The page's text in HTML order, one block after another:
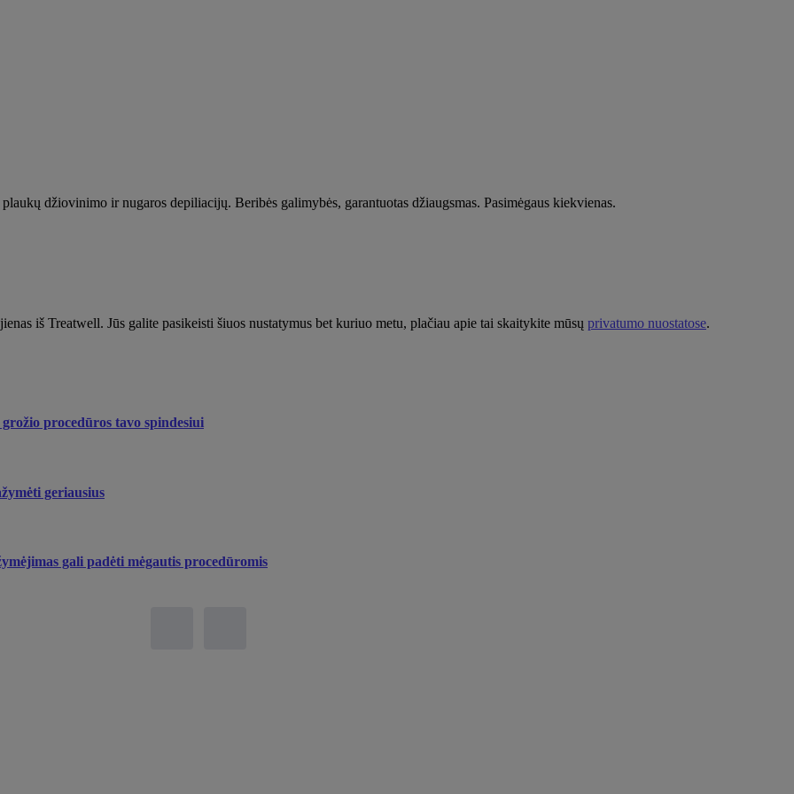
džiovinimo ir nugaros depiliacijų. Beribės galimybės, garantuotas džiaugsmas. Pasimėgaus kiekvienas.
iš Treatwell. Jūs galite pasikeisti šiuos nustatymus bet kuriuo metu, plačiau apie tai skaitykite mūsų privatumo nuostatose.
procedūros tavo spindesiui
geriausius
gali padėti mėgautis procedūromis